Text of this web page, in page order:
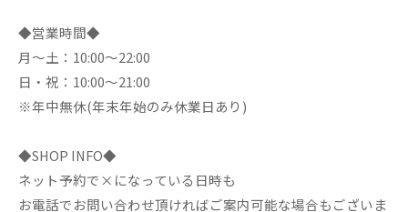
◆営業時間◆
月～土：10:00～22:00
日・祝：10:00～21:00
※年中無休(年末年始のみ休業日あり)
◆SHOP INFO◆
ネット予約で×になっている日時も
お電話でお問い合わせ頂ければご案内可能な場合もございま